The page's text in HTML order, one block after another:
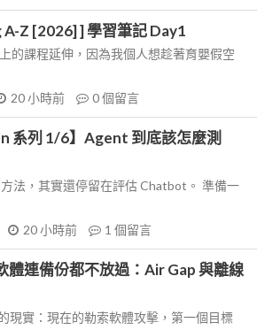
Z [2026] ] 學習筆記 Day1
的課程延伸，因為我個人想趁著育嬰假空
20 小時前 0個留言
系列 1/6】Agent 到底該怎麼測
法，其實還停留在評估 Chatbot。 準備一
20 小時前 1 個留言
體連備份都不放過：Air Gap 與離線
現實：現在的勒索軟體攻擊，第一個目標